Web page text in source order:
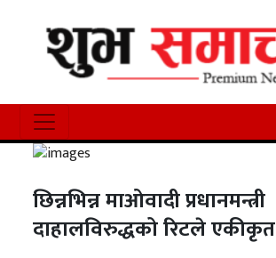
छिन्नभिन्न माओवादी प्रधानमन्त्री
दाहालविरुद्धको रिटले एकीकृत